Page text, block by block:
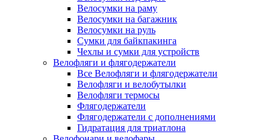
Велосумки на раму
Велосумки на багажник
Велосумки на руль
Сумки для байкпакинга
Чехлы и сумки для устройств
Велофляги и флягодержатели
Все Велофляги и флягодержатели
Велофляги и велобутылки
Велофляги термосы
Флягодержатели
Флягодержатели с дополнениями
Гидратация для триатлона